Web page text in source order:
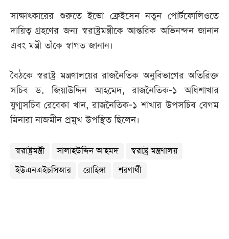
সাক্ষাৎকারের শুরুতে ইভো ফ্রেইসেন নতুন পোর্টফোলিওতে
দায়িত্ব গ্রহণের জন্য স্বরাষ্ট্রমন্ত্রীকে আন্তরিক অভিনন্দন জানান
এবং মন্ত্রী তাঁকে স্বাগত জানান।
বৈঠকে স্বরাষ্ট্র মন্ত্রণালয়ের রাজনৈতিক অনুবিভাগের অতিরিক্ত
সচিব ড. জিয়াউদ্দিন আহমেদ, রাজনৈতিক-১ অধিশাখার
যুগ্মসচিব রেবেকা খান, রাজনৈতিক-১ শাখার উপসচিব বেগম
মিনারা নাজমীন প্রমুখ উপস্থিত ছিলেন।
স্বরাষ্ট্রমন্ত্রী সালাহউদ্দিন আহমদ
স্বরাষ্ট্র মন্ত্রণালয়
ইউএনএইচসিআর
রোহিঙ্গা শরণার্থী